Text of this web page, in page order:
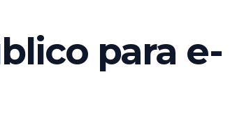
para e-